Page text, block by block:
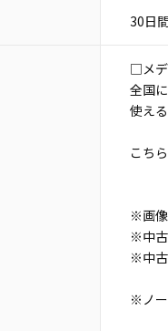
30日
□メデ
全国
使え
こち
※画像
※中古
※中古
※ノー